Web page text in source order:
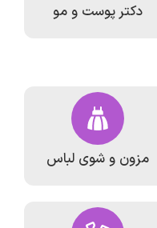
دکتر پوست و مو
مزون و شوی لباس